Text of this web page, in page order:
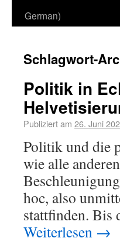
German)
Schlagwort-
Politik in
Publiziert am 26. Juni
Politik und die
wie alle
hoc, also
stattfinden. Bis
Weiterlesen →